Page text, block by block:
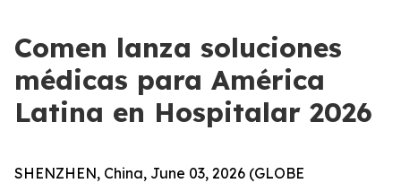
Comen lanza soluciones
médicas para América
Latina en Hospitalar 2026
SHENZHEN, China, June 03, 2026 (GLOBE